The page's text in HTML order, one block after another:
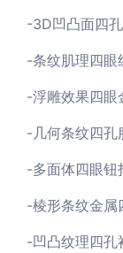
-3D凹凸面四
-条纹肌理四眼
-浮雕效果四眼
-几何条纹四孔
-多面体四眼钮
-棱形条纹金属
-凹凸纹理四孔